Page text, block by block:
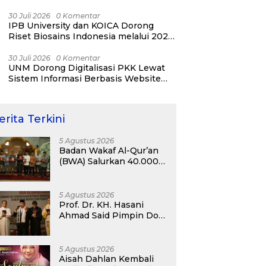
30 Juli 2026 0 Komentar
IPB University dan KOICA Dorong
Riset Biosains Indonesia melalui 2026
30 Juli 2026 0 Komentar
UNM Dorong Digitalisasi PKK Lewat
Sistem Informasi Berbasis Website
Terkini
5 Agustus 2026
Badan Wakaf Al-Qur’an
(BWA) Salurkan 40.000
Masyarakat di
Kalimantan Barat
5 Agustus 2026
Prof. Dr. KH. Hasani
Ahmad Said Pimpin Doa
Kemerdekaan RI Ke-81
di Kementerian Imigrasi
5 Agustus 2026
Aisah Dahlan Kembali